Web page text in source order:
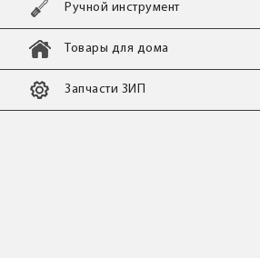
Ручной инструмент
Товары для дома
Запчасти ЗИП